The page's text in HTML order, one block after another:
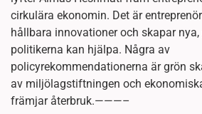
cirkulära ekonomin. Det är
hållbara innovationer och skapar
politikerna kan hjälpa. Några av
policyrekommendationerna är grön
av miljölagstiftningen och
främjar återbruk.———–